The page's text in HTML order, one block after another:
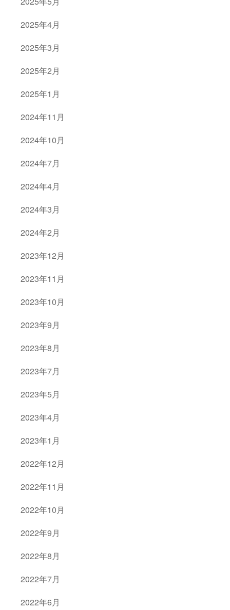
2025年4月
2025年3月
2025年2月
2025年1月
2024年11月
2024年10月
2024年7月
2024年4月
2024年3月
2024年2月
2023年12月
2023年11月
2023年10月
2023年9月
2023年8月
2023年7月
2023年5月
2023年4月
2023年1月
2022年12月
2022年11月
2022年10月
2022年9月
2022年8月
2022年7月
2022年6月